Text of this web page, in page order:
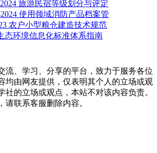
旅游民宿等级划分与评定
使用领域消防产品档案管
农户小型粮仓建造技术规范
态环境信息化标准体系指南
流、学习、分享的平台，致力于服务各位
均由网友提供，仅表明其个人的立场或观
社的立场或观点，本站不对该内容负责。
请联系客服删除内容。